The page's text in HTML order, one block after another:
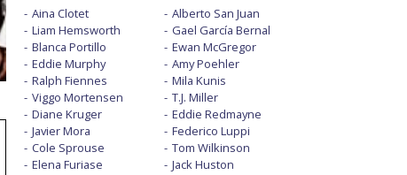
Aina Clotet
Liam Hemsworth
Blanca Portillo
Eddie Murphy
Ralph Fiennes
Viggo Mortensen
Diane Kruger
Javier Mora
Cole Sprouse
Elena Furiase
Alberto San Juan
Gael García Bernal
Ewan McGregor
Amy Poehler
Mila Kunis
T.J. Miller
Eddie Redmayne
Federico Luppi
Tom Wilkinson
Jack Huston